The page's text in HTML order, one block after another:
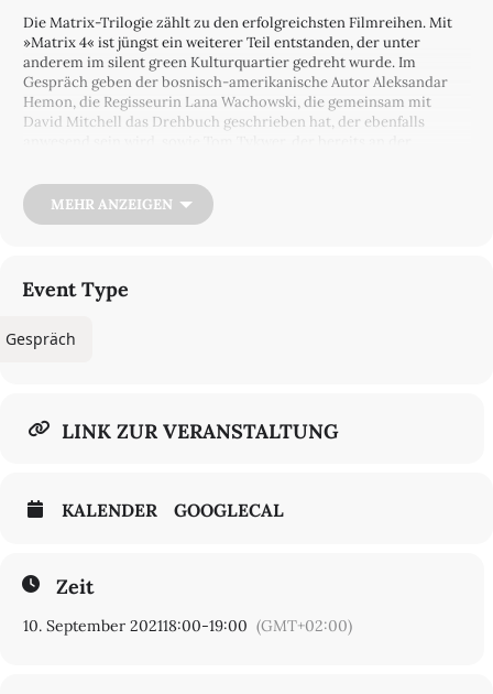
Die Matrix-Trilogie zählt zu den erfolgreichsten Filmreihen. Mit
»Matrix 4« ist jüngst ein weiterer Teil entstanden, der unter
anderem im silent green Kulturquartier gedreht wurde. Im
Gespräch geben der bosnisch-amerikanische Autor Aleksandar
Hemon, die Regisseurin Lana Wachowski, die gemeinsam mit
David Mitchell das Drehbuch geschrieben hat, der ebenfalls
Schreiben als Team und die fast schon unmögliche Verwandlung
von einem Drehbuch in einen Film.
Moderatio
n Knut Elstermann
Preis10 Euro / ermäßigt 6
MEHR ANZEIGEN
Event Type
Gespräch
LINK ZUR VERANSTALTUNG
KALENDER GOOGLECAL
Zeit
10. September 202118:00-19:00 (GMT+02:00)